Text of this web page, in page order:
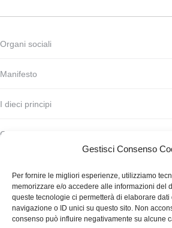
Gestisci Consenso
Per fornire le migliori esperienze, utilizziamo
memorizzare e/o accedere alle informazioni del
queste tecnologie ci permetterà di elaborare
navigazione o ID unici su questo sito. Non
consenso può influire negativamente su alcune
Organi sociali
Manifesto
I dieci principi
Codice deontologico
Finanziamento
Contatti